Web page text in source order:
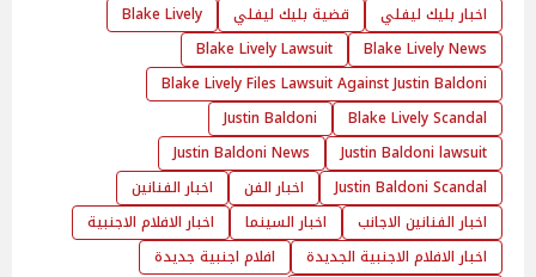
اخبار بليك ليفلي
قضية بليك ليفلي
Blake Lively
Blake Lively News
Blake Lively Lawsuit
Blake Lively Files Lawsuit Against Justin Baldoni
Blake Lively Scandal
Justin Baldoni
Justin Baldoni lawsuit
Justin Baldoni News
Justin Baldoni Scandal
اخبار الفن
اخبار الفنانين
اخبار الفنانين الاجانب
اخبار السينما
اخبار الافلام الاجنبية
اخبار الافلام الاجنبية الجديدة
افلام اجنبية جديدة